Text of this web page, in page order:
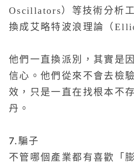
Oscillators）等技術分析
換成艾略特波浪理論（
他們一直換派別，其實是
信心。他們從來不會去檢
效，只是一直在找根本不
丹。
7.騙子
不管哪個產業都有喜歡「